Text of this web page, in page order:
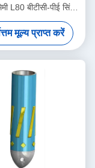
L80 बीटीसी-पीई सिंगल
नोज एल्यूमीनियम मिश्र
शू तेल और गैस उद्योग के
लिए
मूल्य प्राप्त करें